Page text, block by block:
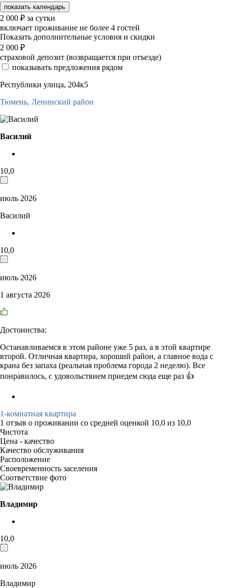
показать календарь
2 000 ₽ за сутки
включает проживание не более 4 гостей
Показать дополнительные условия и скидки
2 000 ₽
страховой депозит (возвращается при отъезде)
показывать предложения рядом
Республики улица, 204к5
Тюмень, Ленинский район
Василий
10,0
июль 2026
Василий
10,0
июль 2026
1 августа 2026
Достоинства:
Останавливаемся в этом районе уже 5 раз, а в этой квартире
второй. Отличная квартира, хороший район, а главное вода с
крана без запаха (реальная проблема города 2 неделю). Все
понравилось, с удовольствием приедем сюда еще раз 👍
1-комнатная квартира
1 отзыв о проживании со средней оценкой 10,0 из 10,0
Чистота
Цена - качество
Качество обслуживания
Расположение
Своевременность заселения
Соответствие фото
Владимир
10,0
июль 2026
Владимир